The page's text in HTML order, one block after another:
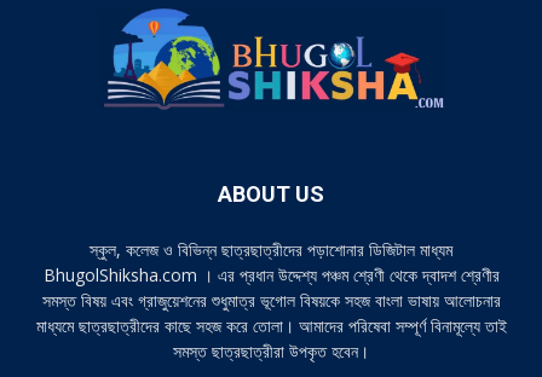
ABOUT US
স্কুল, কলেজ ও বিভিন্ন ছাত্রছাত্রীদের পড়াশোনার ডিজিটাল মাধ্যম
BhugolShiksha.com । এর প্রধান উদ্দেশ্য পঞ্চম শ্রেণী থেকে দ্বাদশ শ্রেণীর
সমস্ত বিষয় এবং গ্রাজুয়েশনের শুধুমাত্র ভূগোল বিষয়কে সহজ বাংলা ভাষায় আলোচনার
মাধ্যমে ছাত্রছাত্রীদের কাছে সহজ করে তোলা। আমাদের পরিষেবা সম্পূর্ণ বিনামূল্যে তাই
সমস্ত ছাত্রছাত্রীরা উপকৃত হবেন।